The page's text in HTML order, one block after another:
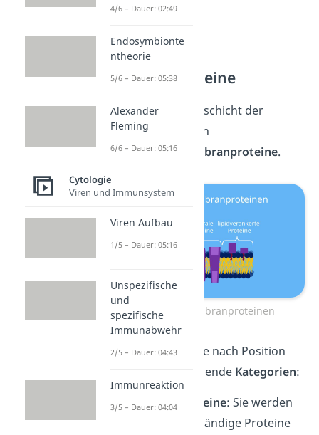
Membranproteine
An der Lipiddoppelschicht der
Zellmembran liegen
verschiedeneMembranproteine.
Arten von Membranproteinen
Du unterteilst sie, je nach Position
und Aufbau, in folgende Kategorien:
Periphere Proteine: Sie werden
auch wechselständige Proteine
4/6 – Dauer: 02:49
Endosymbionte
ntheorie
5/6 – Dauer: 05:38
Alexander
Fleming
6/6 – Dauer: 05:16
Cytologie
Viren und Immunsystem
Viren Aufbau
1/5 – Dauer: 05:16
Unspezifische
und
spezifische
Immunabwehr
2/5 – Dauer: 04:43
Immunreaktion
3/5 – Dauer: 04:04